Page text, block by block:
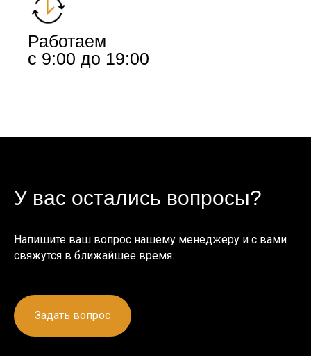
Работаем
с 9:00 до 19:00
У вас остались вопросы?
Напишите ваш вопрос нашему менеджеру и с вами
свяжутся в ближайшее время.
Задать вопрос